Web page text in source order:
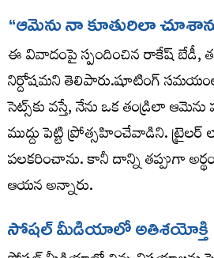
“ఆమెను నా కూతురిలా
ఈ వివాదంపై స్పందించిన రాకేష్ బేడీ,
నిర్దోషమని తెలిపారు.షూటింగ్
సెట్స్‌కు వస్తే, నేను ఒక తండ్రిలా ఆమెను
ముద్దు పెట్టి ప్రోత్సహించేవాడిని.
పలకరించాను. కానీ దాన్ని తప్పుగా
ఆయన అన్నారు.
సోషల్ మీడియాలో అతిశయోక్తి